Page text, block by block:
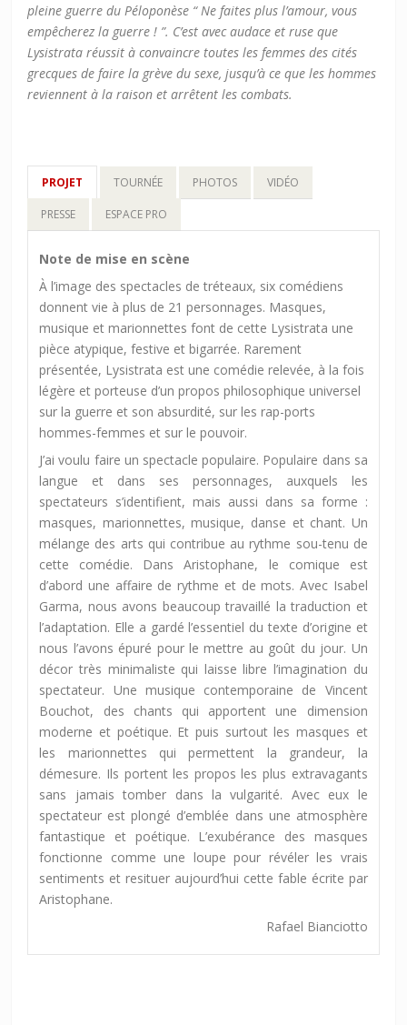
pleine guerre du Péloponèse “ Ne faites plus l’amour, vous
empêcherez la guerre ! ”. C’est avec audace et ruse que
Lysistrata réussit à convaincre toutes les femmes des cités
grecques de faire la grève du sexe, jusqu’à ce que les hommes
reviennent à la raison et arrêtent les combats.
PROJET TOURNÉE PHOTOS VIDÉO
PRESSE ESPACE PRO
Note de mise en scène
À l’image des spectacles de tréteaux, six comédiens
donnent vie à plus de 21 personnages. Masques,
musique et marionnettes font de cette Lysistrata une
pièce atypique, festive et bigarrée. Rarement
présentée, Lysistrata est une comédie relevée, à la fois
légère et porteuse d’un propos philosophique universel
sur la guerre et son absurdité, sur les rap-ports
hommes-femmes et sur le pouvoir.
J’ai voulu faire un spectacle populaire. Populaire dans sa
langue et dans ses personnages, auxquels les
spectateurs s’identifient, mais aussi dans sa forme :
masques, marionnettes, musique, danse et chant. Un
mélange des arts qui contribue au rythme sou-tenu de
cette comédie. Dans Aristophane, le comique est
d’abord une affaire de rythme et de mots. Avec Isabel
Garma, nous avons beaucoup travaillé la traduction et
l’adaptation. Elle a gardé l’essentiel du texte d’origine et
nous l’avons épuré pour le mettre au goût du jour. Un
décor très minimaliste qui laisse libre l’imagination du
spectateur. Une musique contemporaine de Vincent
Bouchot, des chants qui apportent une dimension
moderne et poétique. Et puis surtout les masques et
les marionnettes qui permettent la grandeur, la
démesure. Ils portent les propos les plus extravagants
sans jamais tomber dans la vulgarité. Avec eux le
spectateur est plongé d’emblée dans une atmosphère
fantastique et poétique. L’exubérance des masques
fonctionne comme une loupe pour révéler les vrais
sentiments et resituer aujourd’hui cette fable écrite par
Aristophane.
Rafael Bianciotto